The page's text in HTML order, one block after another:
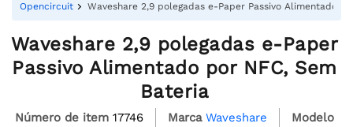
Opencircuit Waveshare 2,9 polegadas e-Paper Passivo Alimentado
Waveshare 2,9 polegadas e-Paper
Passivo Alimentado por NFC, Sem
Bateria
Número de item 17746 Marca Waveshare
Modelo